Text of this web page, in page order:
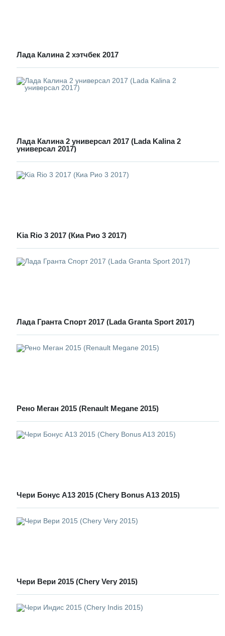
Лада Калина 2 хэтчбек 2017
Лада Калина 2 универсал 2017 (Lada Kalina 2
универсал 2017)
Kia Rio 3 2017 (Киа Рио 3 2017)
Лада Гранта Спорт 2017 (Lada Granta Sport 2017)
Рено Меган 2015 (Renault Megane 2015)
Чери Бонус А13 2015 (Chery Bonus A13 2015)
Чери Вери 2015 (Chery Very 2015)